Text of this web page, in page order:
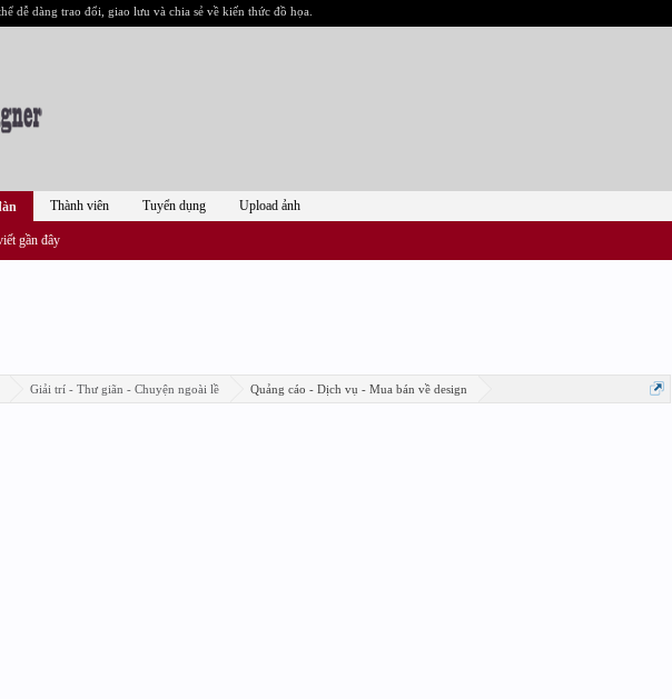
dễ dàng trao đổi, giao lưu và chia sẻ về kiến thức đồ họa.
Giải trí - Thư giãn - Chuyện ngoài lề Quảng cáo - Dịch vụ - Mua bán về design
gần đây
Thành viên Tuyển dụng Upload ảnh